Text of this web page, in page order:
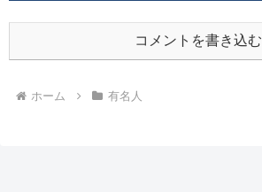
コメントを書き込む
ホーム 有名人